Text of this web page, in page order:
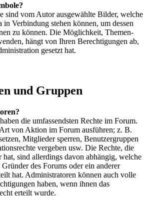
sind vom Autor ausgewählte Bilder, welche
in Verbindung stehen können, um dessen
zu können. Die Möglichkeit, Themen-
hängt von Ihren Berechtigungen ab,
gesetzt hat.
und Gruppen
die umfassendsten Rechte im Forum.
von Aktion im Forum ausführen; z. B.
Mitglieder sperren, Benutzergruppen
vergeben usw. Die Rechte, die
hat, sind allerdings davon abhängig, welche
des Forums oder ein anderer
hat. Administratoren können auch volle
haben, wenn ihnen das
erteilt wurde.